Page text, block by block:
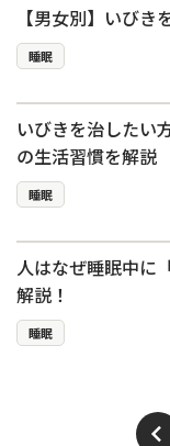
【男女別】いび
睡眠
いびきを治したい
の生活習慣を解説
睡眠
人はなぜ睡眠中に
解説！
睡眠